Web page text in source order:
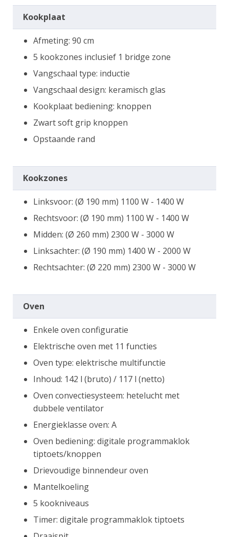
Kookplaat
Afmeting: 90 cm
5 kookzones inclusief 1 bridge zone
Vangschaal type: inductie
Vangschaal design: keramisch glas
Kookplaat bediening: knoppen
Zwart soft grip knoppen
Opstaande rand
Kookzones
Linksvoor: (Ø 190 mm) 1100 W - 1400 W
Rechtsvoor: (Ø 190 mm) 1100 W - 1400 W
Midden: (Ø 260 mm) 2300 W - 3000 W
Linksachter: (Ø 190 mm) 1400 W - 2000 W
Rechtsachter: (Ø 220 mm) 2300 W - 3000 W
Oven
Enkele oven configuratie
Elektrische oven met 11 functies
Oven type: elektrische multifunctie
Inhoud: 142 l (bruto) / 117 l (netto)
Oven convectiesysteem: hetelucht met
dubbele ventilator
Energieklasse oven: A
Oven bediening: digitale programmaklok
tiptoets/knoppen
Drievoudige binnendeur oven
Mantelkoeling
5 kookniveaus
Timer: digitale programmaklok tiptoets